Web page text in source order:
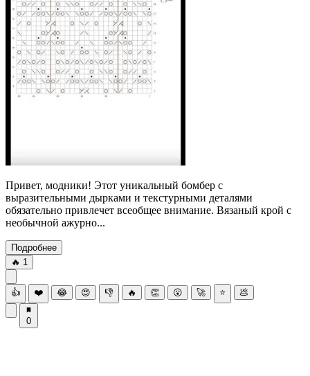
Привет, модники! Этот уникальный бомбер с
выразительными дырками и текстурными деталями
обязательно привлечет всеобщее внимание. Вязаный крой с
необычной ажурно...
Подробнее
🔥 1
👍 ❤️ 😂 😍 👎 🔥 👏 😮 🚀 ⭐ 💩
0